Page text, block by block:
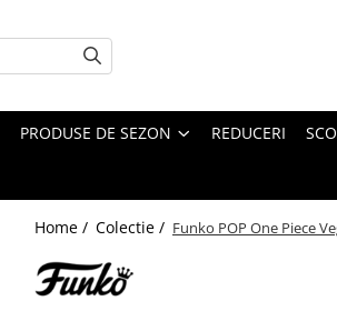
PRODUSE DE SEZON REDUCERI
Home / Colectie / Funko POP One Piece